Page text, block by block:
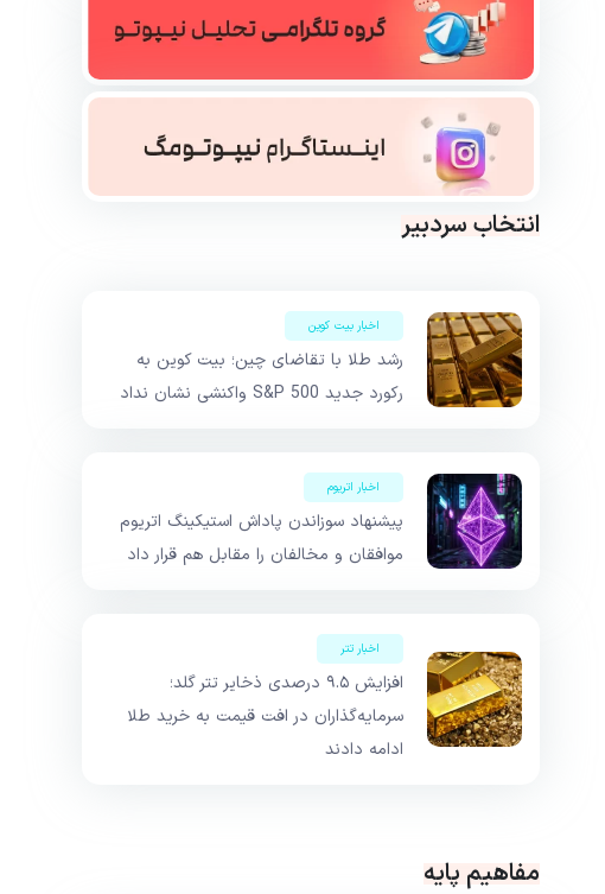
انتخاب سردبیر
اخبار بیت کوین
رشد طلا با تقاضای چین؛ بیت کوین به
رکورد جدید S&P 500 واکنشی نشان نداد
اخبار اتریوم
پیشنهاد سوزاندن پاداش استیکینگ اتریوم
موافقان و مخالفان را مقابل هم قرار داد
اخبار تتر
افزایش ۹.۵ درصدی ذخایر تتر گلد؛
سرمایه‌گذاران در افت قیمت به خرید طلا
ادامه دادند
مفاهیم پایه